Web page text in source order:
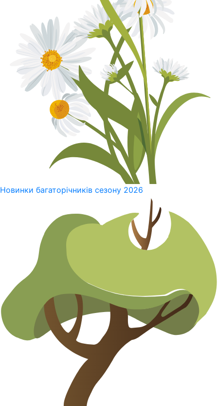
Новинки багаторічників сезону 2026